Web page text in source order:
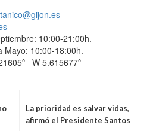
10:00-21:00h.
10:00-18:00h.
W 5.615677º
La prioridad es salvar vidas,
afirmó el Presidente Santos